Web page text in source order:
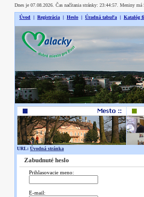
Dnes je 07.08.2026. Čas načítania stránky: 23:44:57. Meniny má
Úvod | Registrácia | Heslo | Úradná tabuľa | Katalóg
URL: Úvodná stránka
Zabudnuté heslo
Prihlasovacie meno:
E-mail: